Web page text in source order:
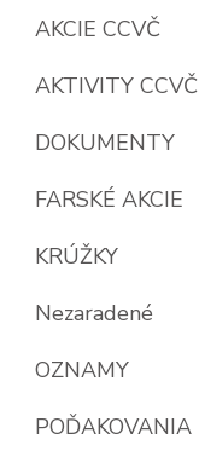
AKCIE CCVČ
AKTIVITY CCVČ
DOKUMENTY
FARSKÉ AKCIE
KRÚŽKY
Nezaradené
OZNAMY
POĎAKOVANIA